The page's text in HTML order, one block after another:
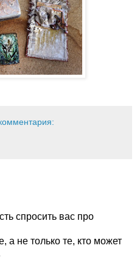
спросить вас про
а не только те, кто может